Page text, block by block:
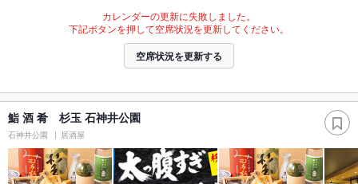
カレンダーの更新に失敗しました。
下記ボタンを押して空席状況を更新してください。
空席状況を更新する
鮨 酒 肴 杉玉 石神井公園
石神井公園 居酒屋